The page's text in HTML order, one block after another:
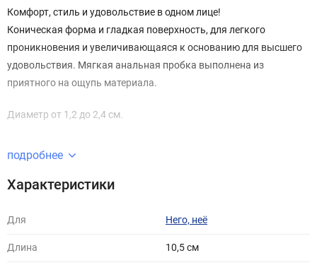
Комфорт, стиль и удовольствие в одном лице!
Коническая форма и гладкая поверхность, для легкого
проникновения и увеличивающаяся к основанию для высшего
удовольствия. Мягкая анальная пробка выполнена из
приятного на ощупь материала.
Диаметр от 1,2 до 2,4 см.
Используйте смазки только на водной основе.
подробнее
Характеристики
Для Него, неё
Длина 10,5 cм